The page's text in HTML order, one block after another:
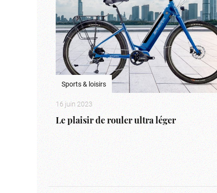
Sports & loisirs
16 juin 2023
Le plaisir de rouler ultra léger